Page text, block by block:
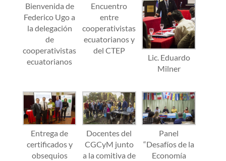
Bienvenida de
Federico Ugo a
la delegación
de
cooperativistas
ecuatorianos
Encuentro
entre
cooperativistas
ecuatorianos y
del CTEP
Lic. Eduardo
Milner
Entrega de
certificados y
obsequios
Docentes del
CGCyM junto
a la comitiva de
Panel
“Desafíos de la
Economía